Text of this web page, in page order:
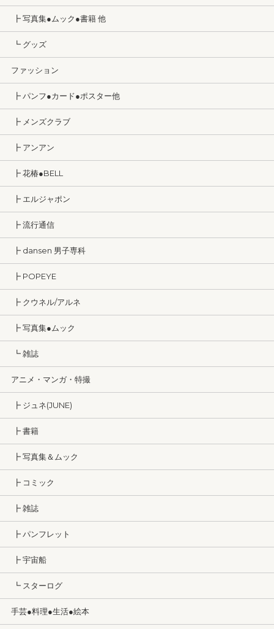
┣ 写真集●ムック●書籍 他
┗ グッズ
ファッション
┣ パンフ●カード●ポスター他
┣ メンズクラブ
┣ アンアン
┣ 花椿●BELL
┣ エルジャポン
┣ 流行通信
┣ dansen 男子専科
┣ POPEYE
┣ クウネル/アルネ
┣ 写真集●ムック
┗ 雑誌
アニメ・マンガ・特撮
┣ ジュネ(JUNE)
┣ 書籍
┣ 写真集＆ムック
┣ コミック
┣ 雑誌
┣ パンフレット
┣ 宇宙船
┗ スターログ
手芸●料理●生活●絵本